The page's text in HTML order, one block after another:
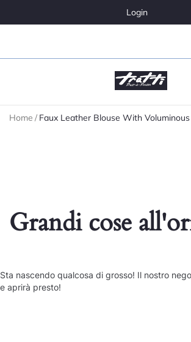
Login
Home / Faux Leather Blouse With
Grandi cose
Sta nascendo qualcosa di grosso! Il nostro
e aprirà presto!